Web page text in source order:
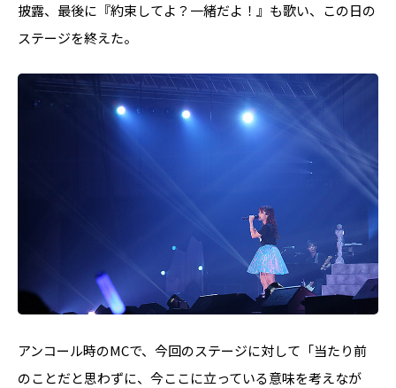
披露、最後に『約束してよ？一緒だよ！』も歌い、この日の
ステージを終えた。
アンコール時のMCで、今回のステージに対して「当たり前
のことだと思わずに、今ここに立っている意味を考えなが